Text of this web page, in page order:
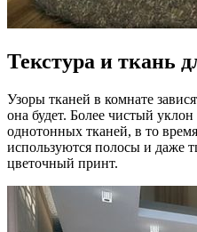
Текстура и ткань
Узоры тканей в комнате
она будет. Более чистый
однотонных тканей, в то
используются полосы и даже
цветочный принт.